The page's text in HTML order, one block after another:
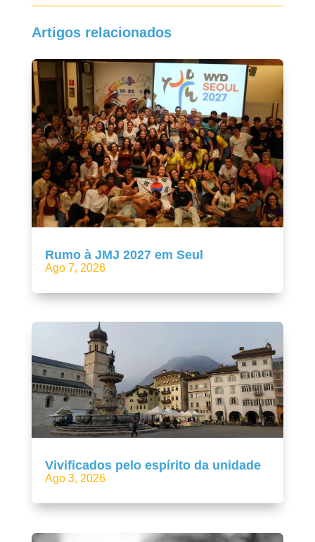
Artigos relacionados
Rumo à JMJ 2027 em Seul
Ago 7, 2026
Vivificados pelo espírito da unidade
Ago 3, 2026